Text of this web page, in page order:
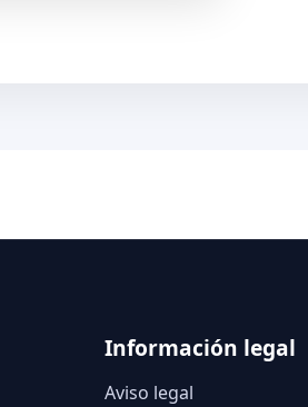
Información legal
Aviso legal